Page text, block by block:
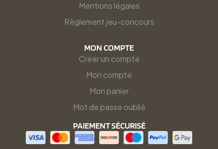
Mentions légales
Règlement jeu-concours
MON COMPTE
Créer un compte
Mon compte
Mon panier
Mot de passe oublié
PAIEMENT SÉCURISÉ